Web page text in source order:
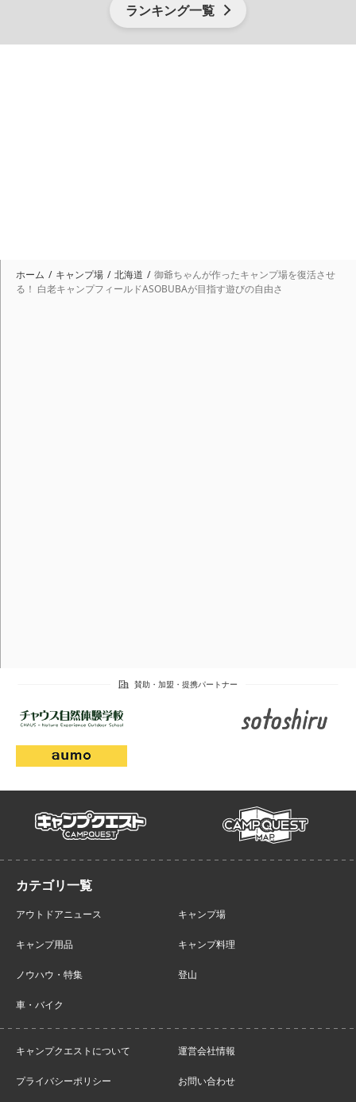
ランキング一覧
ホーム キャンプ場 北海道
御爺ちゃんが作ったキャンプ場を復活させ
る！ 白老キャンプフィールドASOBUBAが目指す遊びの自由さ
campquest campmap
アウトドアニュース キャンプ場
キャンプ用品 キャンプ料理
ノウハウ・特集 登山
車・バイク
キャンプクエストについて 運営会社情報
プライバシーポリシー お問い合わせ